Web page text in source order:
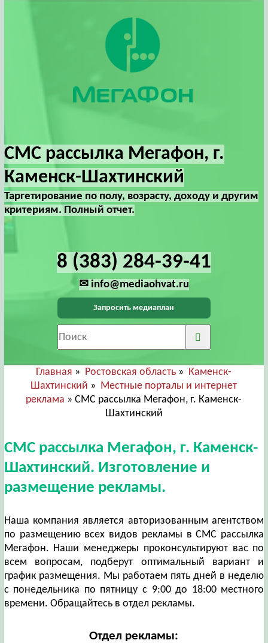
СМС рассылка Мегафон, г.
Каменск-Шахтинский
Таргетирование по полу, возрасту, доходу и другим
критериям. Полный отчет.
8 (383) 284-39-41
✉ info@mediaohvat.ru
Запросить медиаплан
Главная » Ростовская область » Каменск-
Шахтинский » Местные порталы и интернет
реклама » СМС рассылка Мегафон, г. Каменск-
Шахтинский
СМС рассылка Мегафон, г. Каменск-
Шахтинский. Изготовление и
размещение рекламы.
Наша компания является авторизованным агентством
по размещению всех видов рекламы в СМС рассылка
Мегафон. Наши менеджеры проконсультируют вас по
всем вопросам, подберут оптимальный вариант и
график размещения. Мы работаем пять дней в неделю
с понедельника по пятницу с 9:00 до 18:00 местного
времени. Обращайтесь в отдел рекламы.
Отдел рекламы: